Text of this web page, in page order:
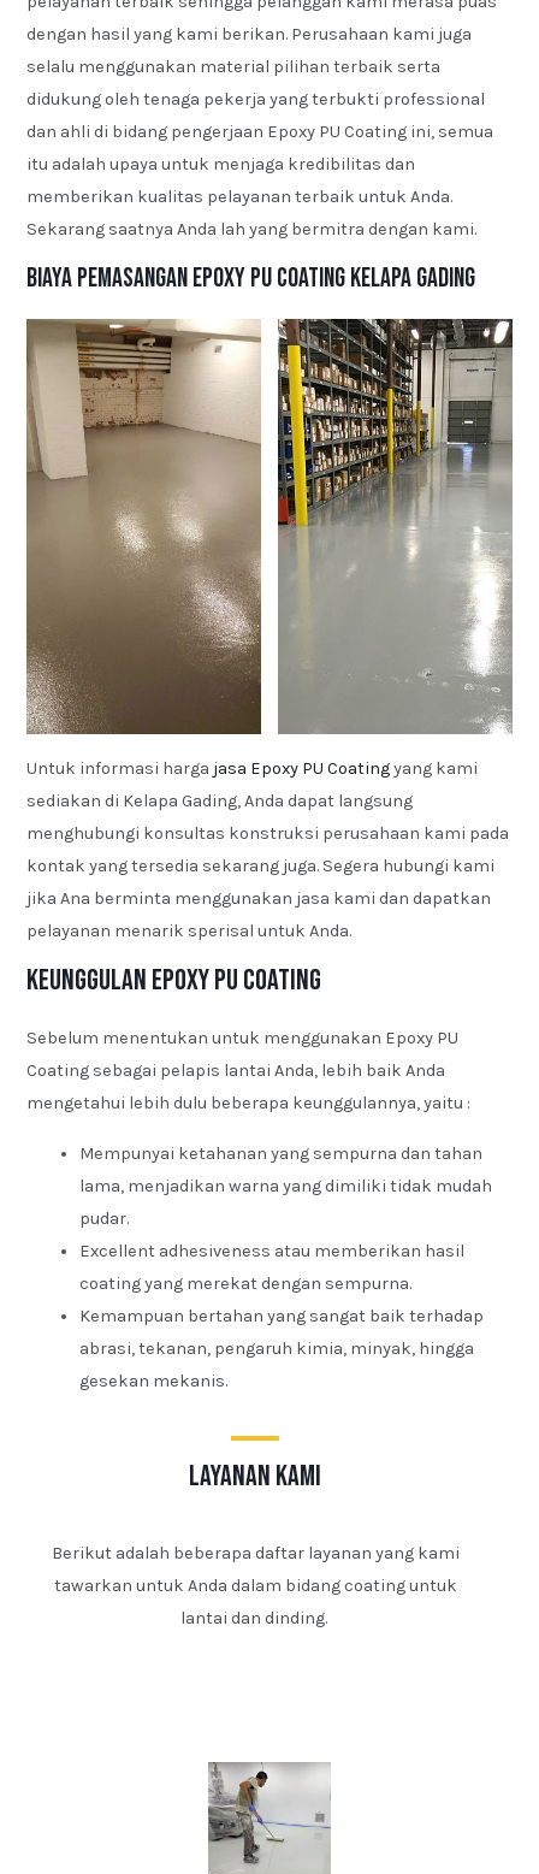
dengan hasil yang kami berikan. Perusahaan kami juga
selalu menggunakan material pilihan terbaik serta
didukung oleh tenaga pekerja yang terbukti professional
dan ahli di bidang pengerjaan Epoxy PU Coating ini, semua
itu adalah upaya untuk menjaga kredibilitas dan
memberikan kualitas pelayanan terbaik untuk Anda.
Sekarang saatnya Anda lah yang bermitra dengan kami.
Biaya Pemasangan Epoxy PU Coating Kelapa Gading
Untuk informasi harga jasa Epoxy PU Coatingyang kami
sediakan di Kelapa Gading, Anda dapat langsung
menghubungi konsultas konstruksi perusahaan kami pada
kontak yang tersedia sekarang juga. Segera hubungi kami
jika Ana berminta menggunakan jasa kami dan dapatkan
pelayanan menarik sperisal untuk Anda.
Keunggulan Epoxy PU Coating
Sebelum menentukan untuk menggunakan Epoxy PU
Coating sebagai pelapis lantai Anda, lebih baik Anda
mengetahui lebih dulu beberapa keunggulannya, yaitu :
Mempunyai ketahanan yang sempurna dan tahan
lama, menjadikan warna yang dimiliki tidak mudah
pudar.
Excellent adhesiveness atau memberikan hasil
coating yang merekat dengan sempurna.
Kemampuan bertahan yang sangat baik terhadap
abrasi, tekanan, pengaruh kimia, minyak, hingga
gesekan mekanis.
layanan kami
Berikut adalah beberapa daftar layanan yang kami
tawarkan untuk Anda dalam bidang coating untuk
lantai dan dinding.